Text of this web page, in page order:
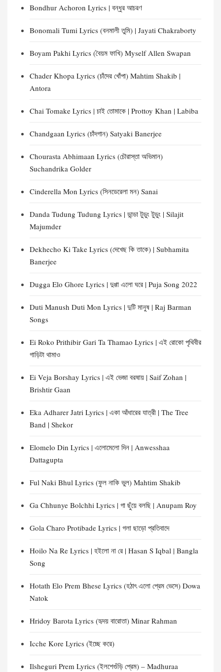
Bondhur Achoron Lyrics | বন্ধুর আচরণ
Bonomali Tumi Lyrics (বনমালী তুমি) | Jayati Chakraborty
Boyam Pakhi Lyrics (বৈয়ম ফাখি) Myself Allen Swapan
Chader Khopa Lyrics (চাঁদের খোঁপা) Mahtim Shakib |
Antora
Chai Tomake Lyrics | চাই তোমাকে | Prottoy Khan | Labiba
Chandgaan Lyrics (চাঁদগান) Satyaki Banerjee
Chourasta Abhimaan Lyrics (চৌরাস্তা অভিমান)
Suchandrika Golder
Cinderella Mon Lyrics (সিনডেরেলা মন) Sanai
Danda Tudung Tudung Lyrics | ডান্ডা টুডুং টুডুং | Silajit
Majumder
Dekhecho Ki Take Lyrics (দেখেছ কি তাকে) | Subhamita
Banerjee
Dugga Elo Ghore Lyrics | দুগ্গা এলো ঘরে | Puja Song 2022
Duti Manush Duti Mon Lyrics | দুটি মানুষ | Raj Barman
Songs
Ei Roko Prithibir Gari Ta Thamao Lyrics | এই রোকো পৃথিবীর
গাড়িটা থামাও
Ei Veja Borshay Lyrics | এই ভেজা বরষায় | Saif Zohan |
Brishtir Gaan
Eka Adharer Jatri Lyrics | একা আঁধারের যাত্রী | The Tree
Band | Shekor
Elomelo Din Lyrics | এলোমেলো দিন | Anwesshaa
Dattagupta
Ful Naki Bhul Lyrics (ফুল নাকি ভুল) Mahtim Shakib
Ga Chhunye Bolchhi Lyrics | গা ছুঁয়ে বলছি | Anupam Roy
Gola Charo Protibade Lyrics | গলা ছাড়ো প্রতিবাদে
Hoilo Na Re Lyrics | হইলো না রে | Hasan S Iqbal | Bangla
Song
Hotath Elo Prem Bhese Lyrics (হঠাৎ এলো প্রেম ভেসে) Dowa
Natok
Hridoy Barota Lyrics (হৃদয় বারোতা) Minar Rahman
Icche Kore Lyrics (ইচ্ছে করে)
Ilsheguri Prem Lyrics (ইলশেগুঁড়ি প্রেম) – Madhuraa